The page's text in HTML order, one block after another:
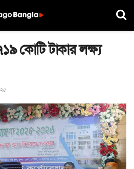
কোটি টাকার লক্ষ্য